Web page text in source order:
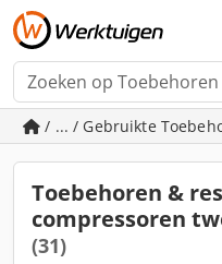
/ ... / Gebruikte
Toebehoren &
compressoren
(31)